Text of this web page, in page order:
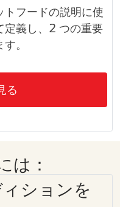
トフードの説明に使
定義し、2 つの重要
。
る
は：
ションを